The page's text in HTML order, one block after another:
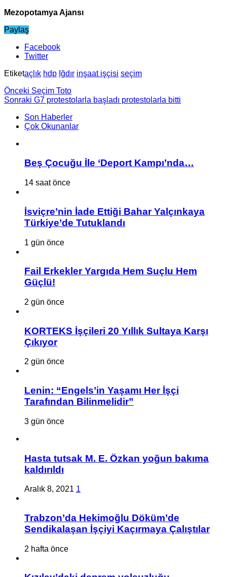
Mezopotamya Ajansı
Paylaş
Facebook
Twitter
Etiketaçlık hdp Iğdır inşaat işçisi seçim
Önceki Seçim Toto
Sonraki G7 protestolarla başladı protestolarla bitti
Son Haberler
Çok Okunanlar
Beş Çocuğu İle ‘Deport Kampı’nda…
14 saat önce
İsviçre’nin İade Ettiği Bahar Yalçınkaya
Türkiye’de Tutuklandı
1 gün önce
Fail Erkekler Yargıda Hem Suçlu Hem
Güçlü!
2 gün önce
KORTEKS İşçileri 20 Yıllık Sultaya Karşı
Çıkıyor
2 gün önce
Lenin: “Engels’in Yaşamı Her İşçi
Tarafından Bilinmelidir”
3 gün önce
Hasta tutsak M. E. Özkan yoğun bakıma
kaldırıldı
Aralık 8, 2021 1
Trabzon’da Hekimoğlu Döküm’de
Sendikalaşan İşçiyi Kaçırmaya Çalıştılar
2 hafta önce